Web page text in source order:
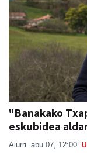
"Banakako
eskubidea
Aiurri abu 07, 12:00